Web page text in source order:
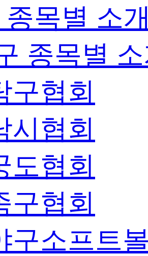
종목별 소
종목별
구협회
시협회
도협회
구협회
구소프트